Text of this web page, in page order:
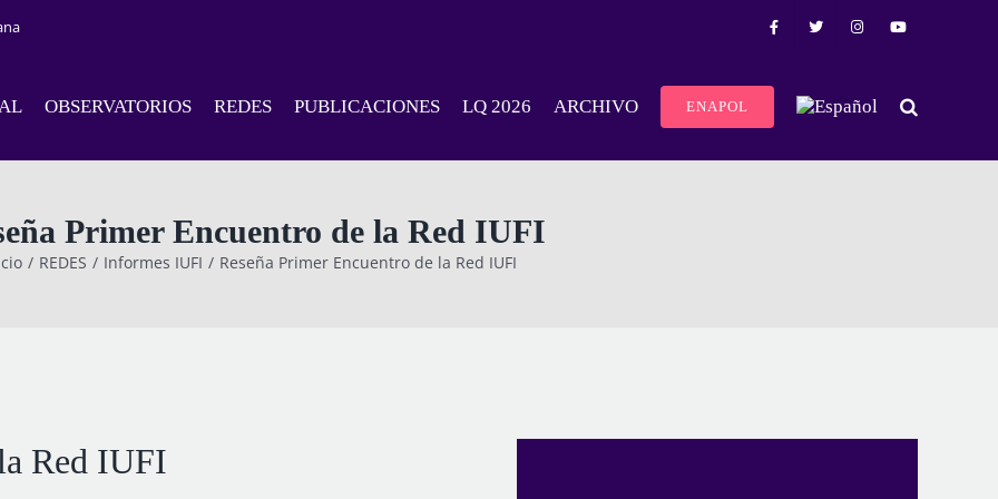
OBSERVATORIOS REDES PUBLICACIONES LQ 2026 ARCHIVO ENAPOL
Primer Encuentro de la Red IUFI
REDES Informes IUFI Reseña Primer Encuentro de la Red IUFI
Red IUFI